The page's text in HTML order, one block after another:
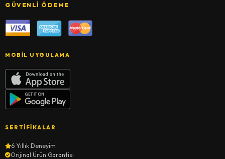
GÜVENLI ÖDEME
MOBIL UYGULAMA
SERTIFIKALAR
6 Yıllık Deneyim
Orijinal Ürün Garantisi